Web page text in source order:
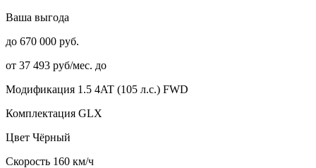
Ваша выгода
до 670 000 руб.
от 37 493 руб/мес. до
Модификация 1.5 4AT (105 л.с.) FWD
Комплектация GLX
Цвет Чёрный
Скорость 160 км/ч